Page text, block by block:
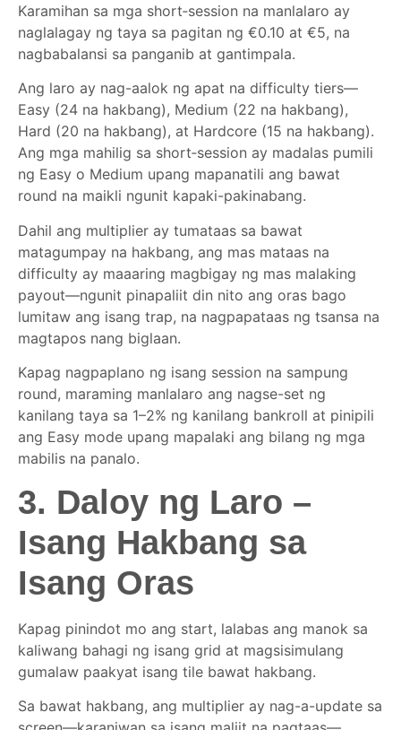
Karamihan sa mga short‑session na manlalaro ay
naglalagay ng taya sa pagitan ng €0.10 at €5, na
nagbabalansi sa panganib at gantimpala.
Ang laro ay nag-aalok ng apat na difficulty tiers—
Easy (24 na hakbang), Medium (22 na hakbang),
Hard (20 na hakbang), at Hardcore (15 na hakbang).
Ang mga mahilig sa short‑session ay madalas pumili
ng Easy o Medium upang mapanatili ang bawat
round na maikli ngunit kapaki-pakinabang.
Dahil ang multiplier ay tumataas sa bawat
matagumpay na hakbang, ang mas mataas na
difficulty ay maaaring magbigay ng mas malaking
payout—ngunit pinapaliit din nito ang oras bago
lumitaw ang isang trap, na nagpapataas ng tsansa na
magtapos nang biglaan.
Kapag nagpaplano ng isang session na sampung
round, maraming manlalaro ang nagse-set ng
kanilang taya sa 1–2% ng kanilang bankroll at pinipili
ang Easy mode upang mapalaki ang bilang ng mga
mabilis na panalo.
3. Daloy ng Laro –
Isang Hakbang sa
Isang Oras
Kapag pinindot mo ang start, lalabas ang manok sa
kaliwang bahagi ng isang grid at magsisimulang
gumalaw paakyat isang tile bawat hakbang.
Sa bawat hakbang, ang multiplier ay nag-a-update sa